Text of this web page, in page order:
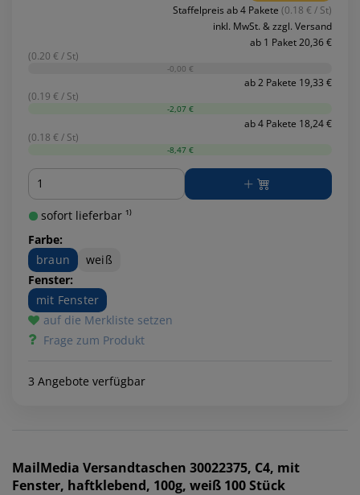
Staffelpreis ab 4 Pakete (0.18 € / St)
inkl. MwSt. & zzgl. Versand
ab 1 Paket 20,36 €
(0.20 € / St)
-0,00 €
ab 2 Pakete 19,33 €
(0.19 € / St)
-2,07 €
ab 4 Pakete 18,24 €
(0.18 € / St)
-8,47 €
Menge
sofort lieferbar ¹⁾
Farbe:
braun
weiß
Fenster:
mit Fenster
auf die Merkliste setzen
Frage zum Produkt
3 Angebote verfügbar
MailMedia Versandtaschen 30022375, C4, mit
Fenster, haftklebend, 100g, weiß 100 Stück